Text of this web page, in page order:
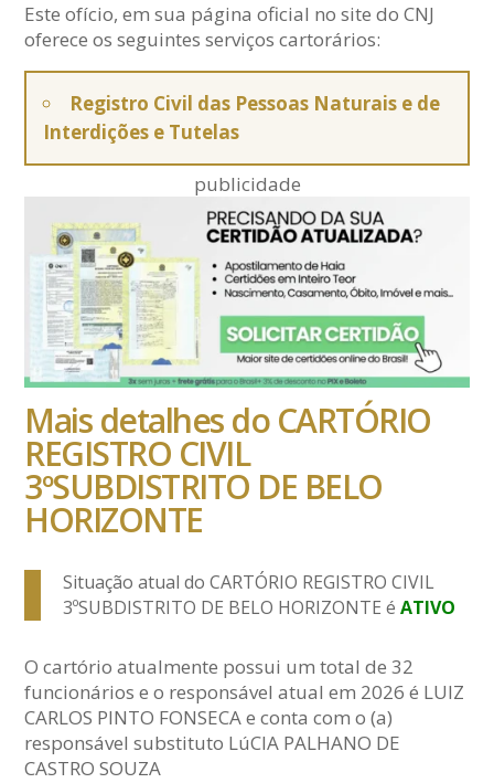
Este ofício, em sua página oficial no site do CNJ
oferece os seguintes serviços cartorários:
Registro Civil das Pessoas Naturais e de
Interdições e Tutelas
publicidade
Mais detalhes do CARTÓRIO
REGISTRO CIVIL
3ºSUBDISTRITO DE BELO
HORIZONTE
Situação atual do CARTÓRIO REGISTRO CIVIL
3ºSUBDISTRITO DE BELO HORIZONTE éATIVO
O cartório atualmente possui um total de 32
funcionários e o responsável atual em 2026 é LUIZ
CARLOS PINTO FONSECA e conta com o (a)
responsável substituto LúCIA PALHANO DE
CASTRO SOUZA